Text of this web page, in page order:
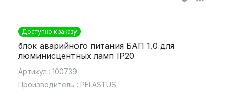
Доступно к заказу
блок аварийного питания БАП 1.0 для
люминисцентных ламп IP20
Артикул : 100739
Производитель : PELASTUS